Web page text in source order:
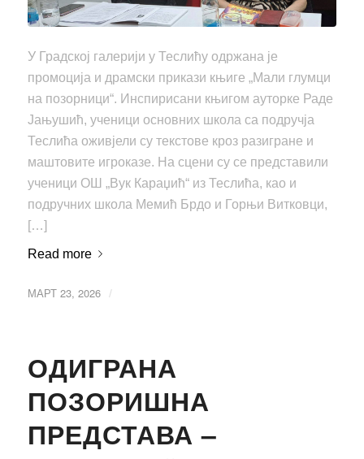
У Градској галерији у Теслићу одржана је
промоција и драмски прикази књиге „Мали глумци
на позорници“. Инспирисани књигом ауторке Раде
Јањушић, ученици основних школа са подручја
Теслића оживјели су текстове кроз разигране и
маштовите игроказе. На сцени су се представили
ученици ОШ „Вук Караџић“ из Теслића, као и
подручних школа Мемић Брдо и Горњи Витковци,
[…]
Read more
МАРТ 23, 2026 /
ОДИГРАНА
ПОЗОРИШНА
ПРЕДСТАВА –